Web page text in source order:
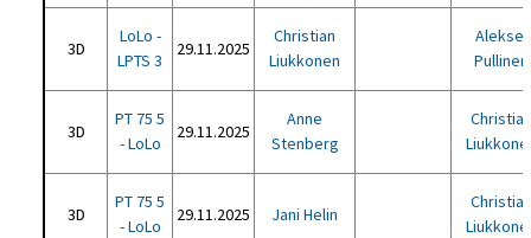
3D
LoLo -
LPTS 3
29.11.2025
Christian
Liukkonen
Aleksei
Pullinen
3D
PT 75 5
- LoLo
29.11.2025
Anne
Stenberg
3D
PT 75 5
- LoLo
29.11.2025 Jani Helin